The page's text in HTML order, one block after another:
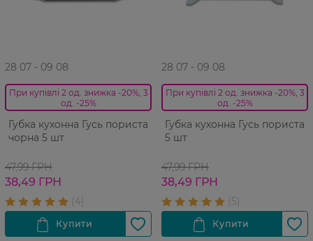
28 07 - 09 08
При купівлі 2 од. знижка -20%, 3
од. -25%
Губка кухонна Гусь пориста
чорна 5 шт
47,99 ГРН
38,49 ГРН
28 07 - 09 08
При купівлі 2 од. знижка -20%, 3
од. -25%
Губка кухонна Гусь пориста
5 шт
47,99 ГРН
38,49 ГРН